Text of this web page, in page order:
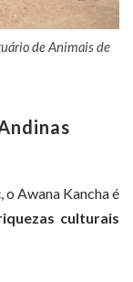
de Animais de
, o Awana Kancha é
culturais